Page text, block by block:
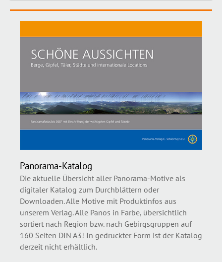
Panorama-Katalog
Die aktuelle Übersicht aller Panorama-Motive als
digitaler Katalog zum Durchblättern oder
Downloaden. Alle Motive mit Produktinfos aus
unserem Verlag. Alle Panos in Farbe, übersichtlich
sortiert nach Region bzw. nach Gebirgsgruppen auf
160 Seiten DIN A3! In gedruckter Form ist der Katalog
derzeit nicht erhältlich.